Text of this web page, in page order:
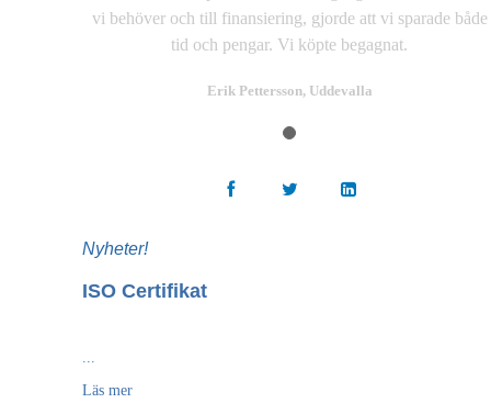
vi behöver och till finansiering, gjorde att vi sparade både
tid och pengar. Vi köpte begagnat.
Erik Pettersson, Uddevalla
Nyheter!
ISO Certifikat
...
Läs mer